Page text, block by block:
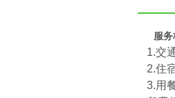
服务
1.交
2.住
3.用